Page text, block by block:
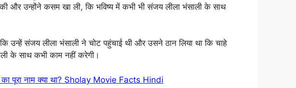
और उन्होंने कसम खा ली, कि भविष्य में कभी भी संजय लीला भंसाली के साथ
उन्हें संजय लीला भंसाली ने चोट पहुंचाई थी और उसने ठान लिया था कि चाहे
के साथ कभी काम नहीं करेगी।
का पूरा नाम क्या था? Sholay Movie Facts Hindi